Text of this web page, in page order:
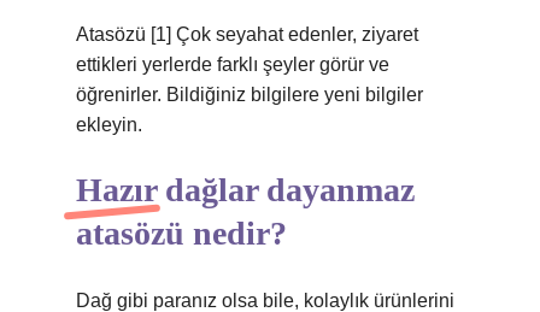
Atasözü [1] Çok seyahat edenler, ziyaret
ettikleri yerlerde farklı şeyler görür ve
öğrenirler. Bildiğiniz bilgilere yeni bilgiler
ekleyin.
Hazır dağlar dayanmaz
atasözü nedir?
Dağ gibi paranız olsa bile, kolaylık ürünlerini